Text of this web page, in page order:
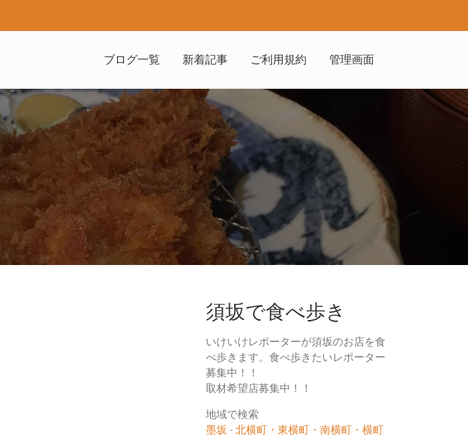
ブログ一覧 新着記事 ご利用規約 管理画面
須坂で食べ歩き
いけいけレポーターが須坂のお店を食
べ歩きます。食べ歩きたいレポーター
募集中！！
取材希望店募集中！！
地域で検索
墨坂 - 北横町・東横町・南横町・横町